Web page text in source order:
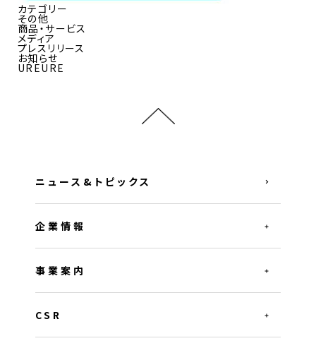
カテゴリー
その他
商品・サービス
メディア
プレスリリース
お知らせ
UREURE
ニュース&トピックス
企業情報
事業案内
CSR